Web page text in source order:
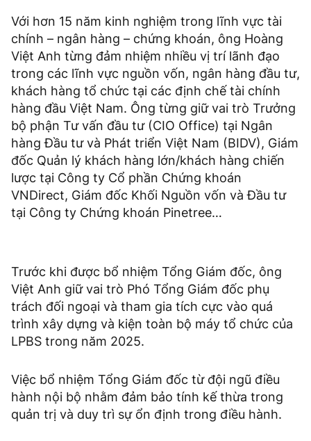
Với hơn 15 năm kinh nghiệm trong lĩnh vực tài
chính – ngân hàng – chứng khoán, ông Hoàng
Việt Anh từng đảm nhiệm nhiều vị trí lãnh đạo
trong các lĩnh vực nguồn vốn, ngân hàng đầu tư,
khách hàng tổ chức tại các định chế tài chính
hàng đầu Việt Nam. Ông từng giữ vai trò Trưởng
bộ phận Tư vấn đầu tư (CIO Office) tại Ngân
hàng Đầu tư và Phát triển Việt Nam (BIDV), Giám
đốc Quản lý khách hàng lớn/khách hàng chiến
lược tại Công ty Cổ phần Chứng khoán
VNDirect, Giám đốc Khối Nguồn vốn và Đầu tư
tại Công ty Chứng khoán Pinetree…
Trước khi được bổ nhiệm Tổng Giám đốc, ông
Việt Anh giữ vai trò Phó Tổng Giám đốc phụ
trách đối ngoại và tham gia tích cực vào quá
trình xây dựng và kiện toàn bộ máy tổ chức của
LPBS trong năm 2025.
Việc bổ nhiệm Tổng Giám đốc từ đội ngũ điều
hành nội bộ nhằm đảm bảo tính kế thừa trong
quản trị và duy trì sự ổn định trong điều hành.